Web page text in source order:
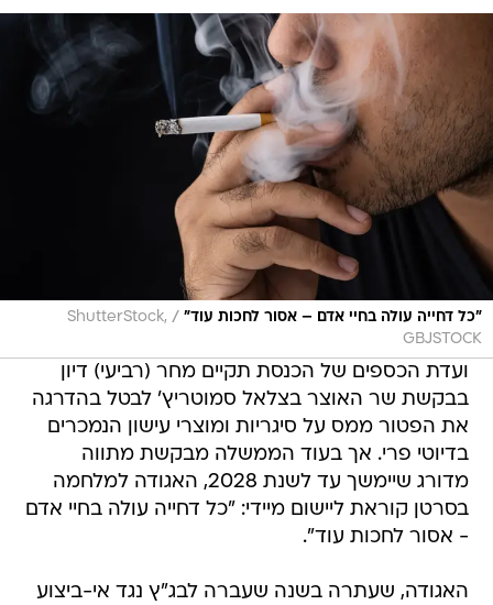
"כל דחייה עולה בחיי אדם – אסור לחכות עוד" /
ShutterStock,
GBJSTOCK
ועדת הכספים של הכנסת תקיים מחר (רביעי) דיון
בבקשת שר האוצר בצלאל סמוטריץ' לבטל בהדרגה
את הפטור ממס על סיגריות ומוצרי עישון הנמכרים
בדיוטי פרי. אך בעוד הממשלה מבקשת מתווה
מדורג שיימשך עד לשנת 2028, האגודה למלחמה
בסרטן קוראת ליישום מיידי: "כל דחייה עולה בחיי אדם
- אסור לחכות עוד".
האגודה, שעתרה בשנה שעברה לבג"ץ נגד אי-ביצוע